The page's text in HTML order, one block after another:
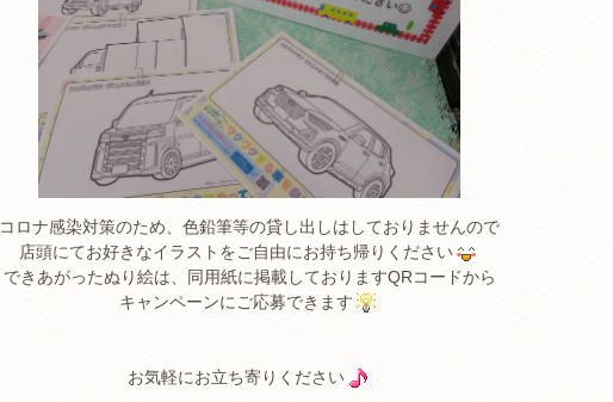
コロナ感染対策のため、色鉛筆等の貸し出しはしておりませんので
店頭にてお好きなイラストをご自由にお持ち帰りください
できあがったぬり絵は、同用紙に掲載しておりますQRコードから
キャンペーンにご応募できます
お気軽にお立ち寄りください